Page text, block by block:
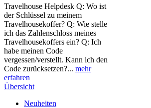
Travelhouse Helpdesk Q: Wo ist
der Schlüssel zu meinem
Travelhousekoffer? Q: Wie stelle
ich das Zahlenschloss meines
Travelhousekoffers ein? Q: Ich
habe meinen Code
vergessen/verstellt. Kann ich den
Code zurücksetzen?... mehr
erfahren
Übersicht
Neuheiten